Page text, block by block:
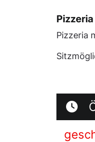
Pizzeria
Pizzeria